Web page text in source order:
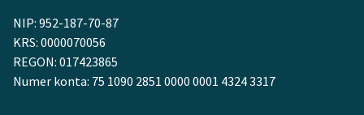
Odkurzamy bohaterów
Szkoła Poezji Wolnych
NIP: 952-187-70-87
KRS: 0000070056
REGON: 017423865
Numer konta: 75 1090 2851 0000 0001 4324 3317